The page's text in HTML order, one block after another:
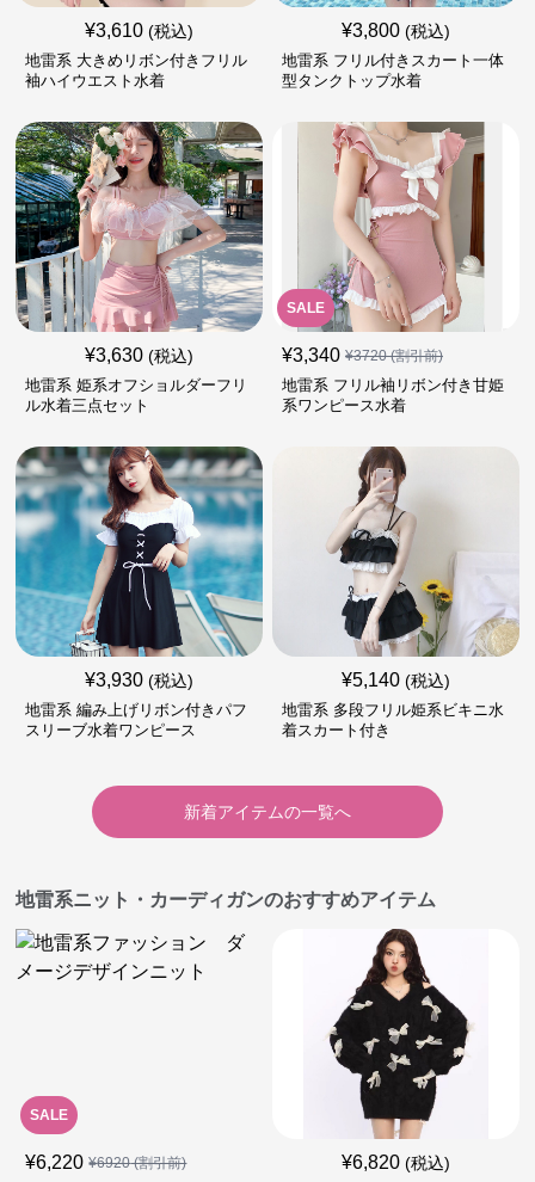
¥3,610 (税込)
地雷系 大きめリボン付きフリル
袖ハイウエスト水着
¥3,800 (税込)
地雷系 フリル付きスカート一体
型タンクトップ水着
¥3,630 (税込)
地雷系 姫系オフショルダーフリ
ル水着三点セット
SALE
¥3,340 ¥3720(割引前)
地雷系 フリル袖リボン付き甘姫
系ワンピース水着
¥3,930 (税込)
地雷系 編み上げリボン付きパフ
スリーブ水着ワンピース
¥5,140 (税込)
地雷系 多段フリル姫系ビキニ水
着スカート付き
新着アイテムの一覧へ
地雷系ニット・カーディガンのおすすめアイテム
SALE
¥6,220 ¥6920(割引前) ¥6,820 (税込)